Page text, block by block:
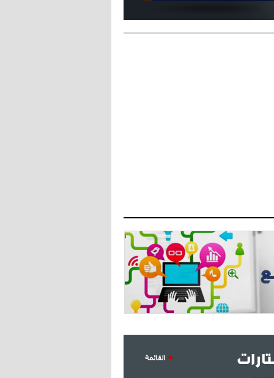
14:50
البياسجي عرض على مبابي راتبا خياليا
14:42
أوهارا: "محرز، فودن ودي بروين..
ثلاثي من نار"
القائمة